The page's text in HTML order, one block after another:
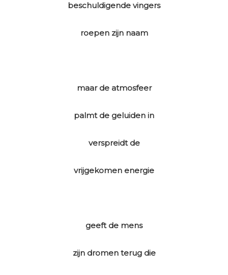
beschuldigende vingers
roepen zijn naam
maar de atmosfeer
palmt de geluiden in
verspreidt de
vrijgekomen energie
geeft de mens
zijn dromen terug die